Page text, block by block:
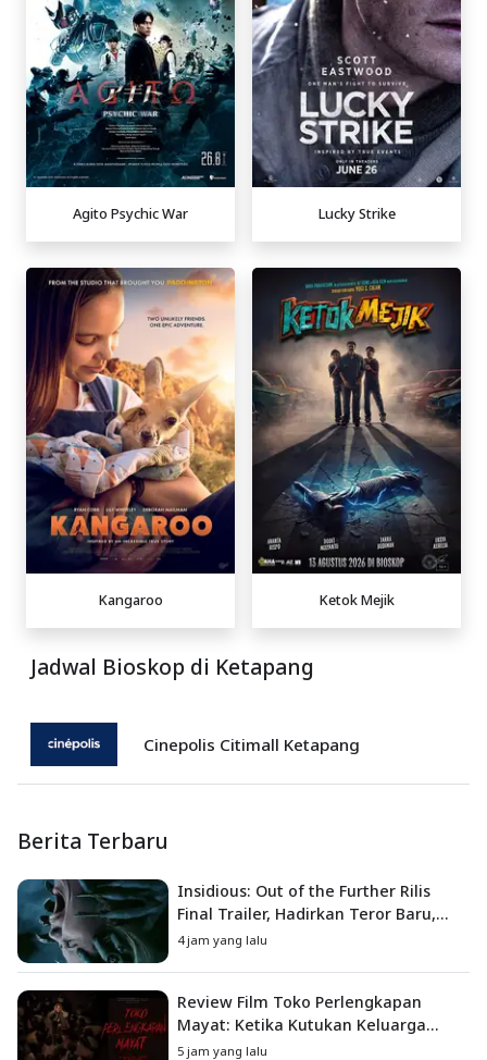
Agito Psychic War Lucky Strike
Kangaroo Ketok Mejik
Jadwal Bioskop di Ketapang
Cinepolis Citimall Ketapang
Berita Terbaru
Insidious: Out of the Further Rilis
Final Trailer, Hadirkan Teror Baru,
Iblis Kini Masuk ke Dunia Manusia
4 jam yang lalu
Review Film Toko Perlengkapan
Mayat: Ketika Kutukan Keluarga
Menjadi Sumber Teror yang
5 jam yang lalu